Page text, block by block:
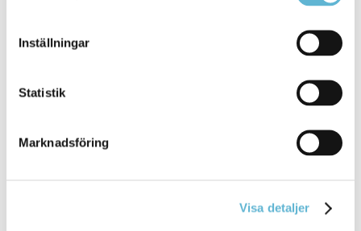
Inställningar
Statistik
Marknadsföring
Visa detaljer
0456-82 22 47